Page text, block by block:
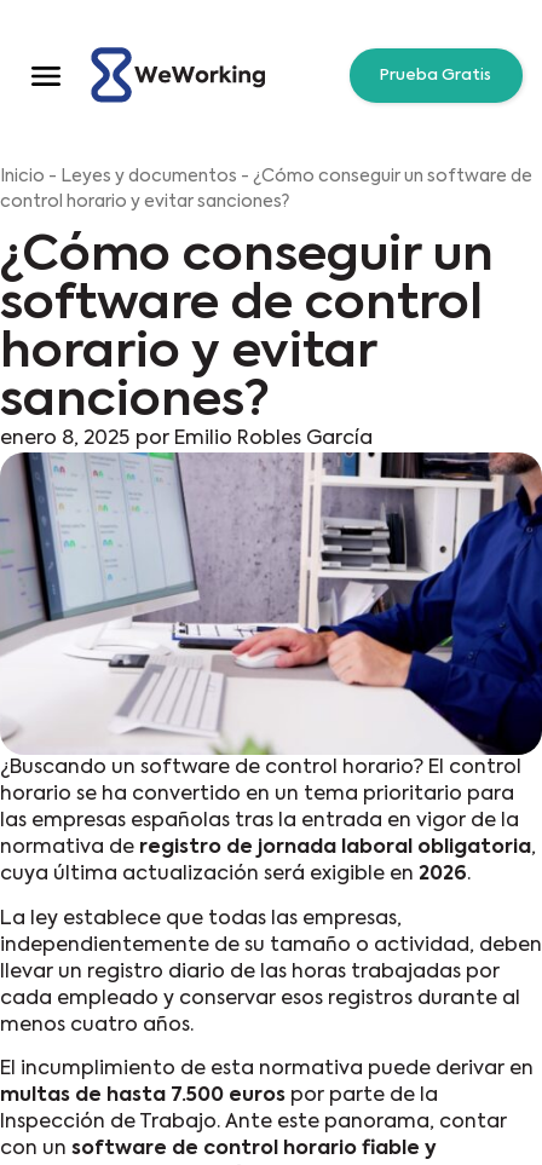
Prueba Gratis
Inicio - Leyes y documentos - ¿Cómo conseguir un software de
control horario y evitar sanciones?
¿Cómo conseguir un
software de control
horario y evitar
sanciones?
enero 8, 2025 por Emilio Robles García
¿Buscando un software de control horario? El control
horario se ha convertido en un tema prioritario para
las empresas españolas tras la entrada en vigor de la
normativa de registro de jornada laboral obligatoria,
cuya última actualización será exigible en 2026.
La ley establece que todas las empresas,
independientemente de su tamaño o actividad, deben
llevar un registro diario de las horas trabajadas por
cada empleado y conservar esos registros durante al
menos cuatro años.
El incumplimiento de esta normativa puede derivar en
multas de hasta 7.500 euros por parte de la
Inspección de Trabajo. Ante este panorama, contar
con un software de control horario fiable y